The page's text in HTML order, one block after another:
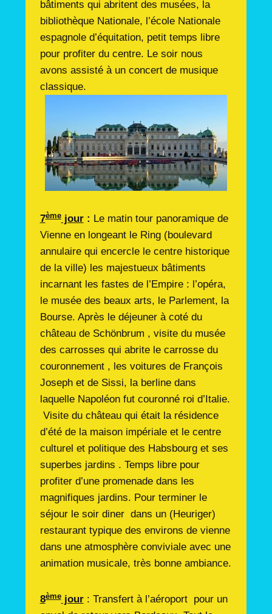
bâtiments qui abritent des musées, la
bibliothèque Nationale, l’école Nationale
espagnole d’équitation, petit temps libre
pour profiter du centre. Le soir nous
avons assisté à un concert de musique
classique.
7èmejour: Le matin tour panoramique de
Vienne en longeant le Ring (boulevard
annulaire qui encercle le centre historique
de la ville) les majestueux bâtiments
incarnant les fastes de l’Empire : l’opéra,
le musée des beaux arts, le Parlement, la
Bourse. Après le déjeuner à coté du
château de Schönbrum , visite du musée
des carrosses qui abrite le carrosse du
couronnement , les voitures de François
Joseph et de Sissi, la berline dans
laquelle Napoléon fut couronné roi d’Italie.
Visite du château qui était la résidence
d’été de la maison impériale et le centre
culturel et politique des Habsbourg et ses
superbes jardins . Temps libre pour
profiter d’une promenade dans les
magnifiques jardins. Pour terminer le
séjour le soir diner dans un (Heuriger)
restaurant typique des environs de vienne
dans une atmosphère conviviale avec une
animation musicale, très bonne ambiance.
8èmejour: Transfert à l’aéroport pour un